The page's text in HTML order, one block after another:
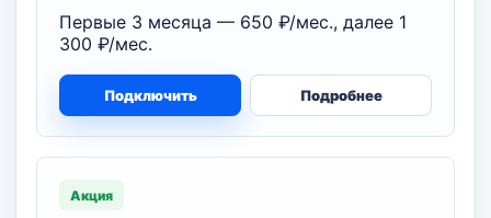
Первые 3 месяца — 650 ₽/мес., далее 1
300 ₽/мес.
Подключить Подробнее
Акция